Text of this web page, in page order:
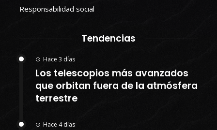
Responsabilidad social
Tendencias
Hace 3 días
Los telescopios más avanzados
que orbitan fuera de la atmósfera
terrestre
Hace 4 días